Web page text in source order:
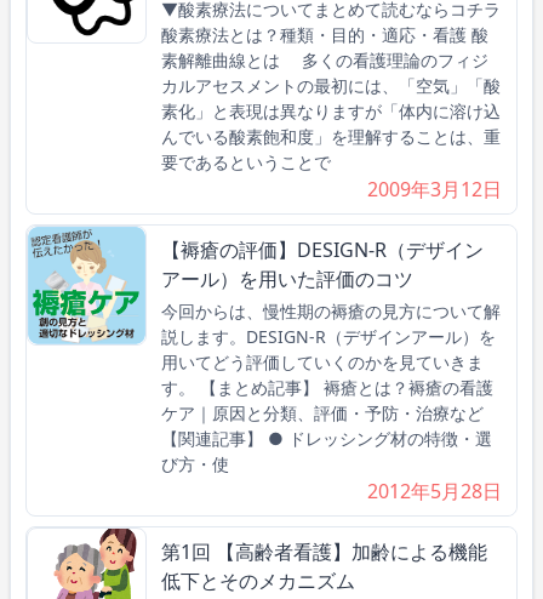
▼酸素療法についてまとめて読むならコチラ
酸素療法とは？種類・目的・適応・看護 酸
素解離曲線とは 多くの看護理論のフィジ
カルアセスメントの最初には、「空気」「酸
素化」と表現は異なりますが「体内に溶け込
んでいる酸素飽和度」を理解することは、重
要であるということで
2009年3月12日
【褥瘡の評価】DESIGN-R（デザイン
アール）を用いた評価のコツ
今回からは、慢性期の褥瘡の見方について解
説します。DESIGN-R（デザインアール）を
用いてどう評価していくのかを見ていきま
す。 【まとめ記事】 褥瘡とは？褥瘡の看護
ケア｜原因と分類、評価・予防・治療など
【関連記事】 ● ドレッシング材の特徴・選
び方・使
2012年5月28日
第1回 【高齢者看護】加齢による機能
低下とそのメカニズム